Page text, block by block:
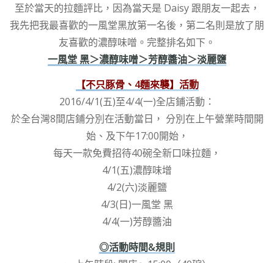
至於當天的拉麵評比，因為當天是 Daisy 跟朋友一起去，
我先把我最喜歡的一風堂黑放第一名後，第二名則是放了朋
友喜歡的濃醇味噌。完整排名如下。
一風堂 黑＞濃醇味噌＞芳醇醬油＞淡麗鹽
【不只豚骨、4麵來襲】活動
2016/4/1(五)至4/4(一)全店鋪活動：
於全台灣8間店鋪分別在活動當日， 分別在上午營業時間開
始、及下午17:00開始，
每天一款免費招待40碗全新口味拉麵，
4/1(五)濃醇味增
4/2(六)淡麗鹽
4/3(日)一風堂 黑
4/4(一)芳醇醬油
◎活動時間&規則